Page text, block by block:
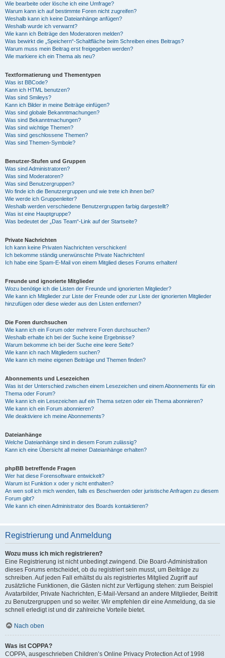
Wie bearbeite oder lösche ich eine Umfrage?
Warum kann ich auf bestimmte Foren nicht zugreifen?
Weshalb kann ich keine Dateianhänge anfügen?
Weshalb wurde ich verwarnt?
Wie kann ich Beiträge den Moderatoren melden?
Was bewirkt die „Speichern“-Schaltfläche beim Schreiben eines Beitrags?
Warum muss mein Beitrag erst freigegeben werden?
Wie markiere ich ein Thema als neu?
Textformatierung und Thementypen
Was ist BBCode?
Kann ich HTML benutzen?
Was sind Smileys?
Kann ich Bilder in meine Beiträge einfügen?
Was sind globale Bekanntmachungen?
Was sind Bekanntmachungen?
Was sind wichtige Themen?
Was sind geschlossene Themen?
Was sind Themen-Symbole?
Benutzer-Stufen und Gruppen
Was sind Administratoren?
Was sind Moderatoren?
Was sind Benutzergruppen?
Wo finde ich die Benutzergruppen und wie trete ich ihnen bei?
Wie werde ich Gruppenleiter?
Weshalb werden verschiedene Benutzergruppen farbig dargestellt?
Was ist eine Hauptgruppe?
Was bedeutet der „Das Team“-Link auf der Startseite?
Private Nachrichten
Ich kann keine Privaten Nachrichten verschicken!
Ich bekomme ständig unerwünschte Private Nachrichten!
Ich habe eine Spam-E-Mail von einem Mitglied dieses Forums erhalten!
Freunde und ignorierte Mitglieder
Wozu benötige ich die Listen der Freunde und ignorierten Mitglieder?
Wie kann ich Mitglieder zur Liste der Freunde oder zur Liste der ignorierten Mitglieder
hinzufügen oder diese wieder aus den Listen entfernen?
Die Foren durchsuchen
Wie kann ich ein Forum oder mehrere Foren durchsuchen?
Weshalb erhalte ich bei der Suche keine Ergebnisse?
Warum bekomme ich bei der Suche eine leere Seite?
Wie kann ich nach Mitgliedern suchen?
Wie kann ich meine eigenen Beiträge und Themen finden?
Abonnements und Lesezeichen
Was ist der Unterschied zwischen einem Lesezeichen und einem Abonnements für ein
Thema oder Forum?
Wie kann ich ein Lesezeichen auf ein Thema setzen oder ein Thema abonnieren?
Wie kann ich ein Forum abonnieren?
Wie deaktiviere ich meine Abonnements?
Dateianhänge
Welche Dateianhänge sind in diesem Forum zulässig?
Kann ich eine Übersicht all meiner Dateianhänge erhalten?
phpBB betreffende Fragen
Wer hat diese Forensoftware entwickelt?
Warum ist Funktion x oder y nicht enthalten?
An wen soll ich mich wenden, falls es Beschwerden oder juristische Anfragen zu diesem
Forum gibt?
Wie kann ich einen Administrator des Boards kontaktieren?
Registrierung und Anmeldung
Wozu muss ich mich registrieren?
Eine Registrierung ist nicht unbedingt zwingend. Die Board-Administration
dieses Forums entscheidet, ob du registriert sein musst, um Beiträge zu
schreiben. Auf jeden Fall erhältst du als registriertes Mitglied Zugriff auf
zusätzliche Funktionen, die Gästen nicht zur Verfügung stehen: zum Beispiel
Avatarbilder, Private Nachrichten, E-Mail-Versand an andere Mitglieder, Beitritt
zu Benutzergruppen und so weiter. Wir empfehlen dir eine Anmeldung, da sie
schnell erledigt ist und dir zahlreiche Vorteile bietet.
Nach oben
Was ist COPPA?
COPPA, ausgeschrieben Children’s Online Privacy Protection Act of 1998